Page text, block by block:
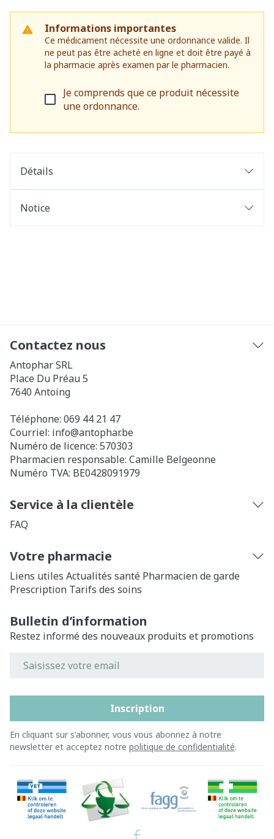
Informations importantes
Ce médicament nécessite une ordonnance valide. Il
ne peut pas être acheté en ligne et doit être payé à
la pharmacie après examen par le pharmacien.
Je comprends que ce produit nécessite
une ordonnance.
Détails
Notice
Contactez nous
Antophar SRL
Place Du Préau 5
7640 Antoing
Téléphone: 069 44 21 47
Courriel: info@antophar.be
Numéro de licence: 570303
Pharmacien responsable: Camille Belgeonne
Numéro TVA: BE0428091979
Service à la clientèle
FAQ
Votre pharmacie
Liens utiles Actualités santé Pharmacien de garde
Prescription Tarifs des soins
Bulletin d’information
Restez informé des nouveaux produits et promotions
Inscription
En cliquant sur s'abonner, vous vous abonnez à notre
newsletter et acceptez notre politique de confidentialité.